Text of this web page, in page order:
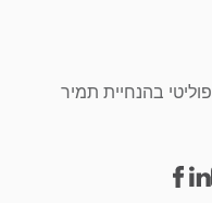
בהנחיית תמיר